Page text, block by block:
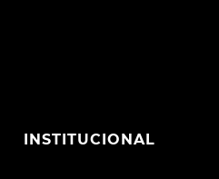
INSTITUCIONAL